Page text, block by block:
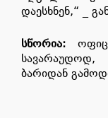
დაესხნენ,“ _
სწორია:
სავარაუდოდ,
ბარიდან